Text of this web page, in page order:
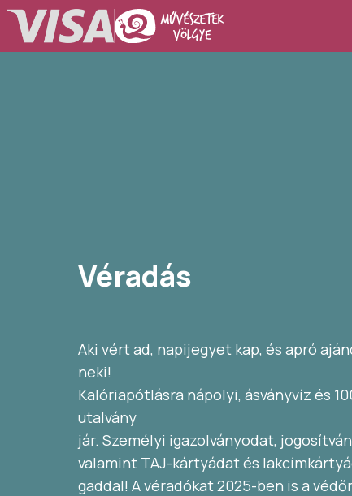
Véradás
Aki vért ad, napijegyet kap, és apró
neki!
Kalóriapótlásra nápolyi, ásványvíz és
utalvány
jár. Személyi igazolványodat,
valamint TAJ-kártyádat és
gaddal! A véradókat 2025-ben is a